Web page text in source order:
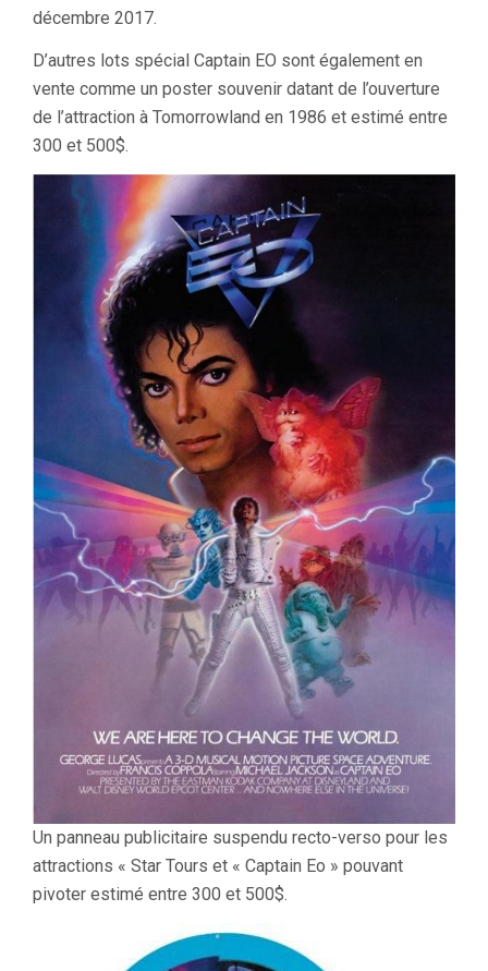
décembre 2017.
D’autres lots spécial Captain EO sont également en
vente comme un poster souvenir datant de l’ouverture
de l’attraction à Tomorrowland en 1986 et estimé entre
300 et 500$.
Un panneau publicitaire suspendu recto-verso pour les
attractions « Star Tours et « Captain Eo » pouvant
pivoter estimé entre 300 et 500$.